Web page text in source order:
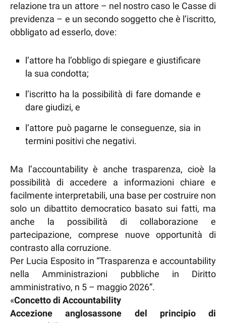
relazione tra un attore – nel nostro caso le Casse di
previdenza – e un secondo soggetto che è l’iscritto,
obbligato ad esserlo, dove:
l’attore ha l’obbligo di spiegare e giustificare
la sua condotta;
l’iscritto ha la possibilità di fare domande e
dare giudizi, e
l’attore può pagarne le conseguenze, sia in
termini positivi che negativi.
Ma l’accountability è anche trasparenza, cioè la
possibilità di accedere a informazioni chiare e
facilmente interpretabili, una base per costruire non
solo un dibattito democratico basato sui fatti, ma
anche la possibilità di collaborazione e
partecipazione, comprese nuove opportunità di
contrasto alla corruzione.
Per Lucia Esposito in “Trasparenza e accountability
nella Amministrazioni pubbliche in Diritto
amministrativo, n 5 – maggio 2026”.
«Concetto di Accountability
Accezione anglosassone del principio di